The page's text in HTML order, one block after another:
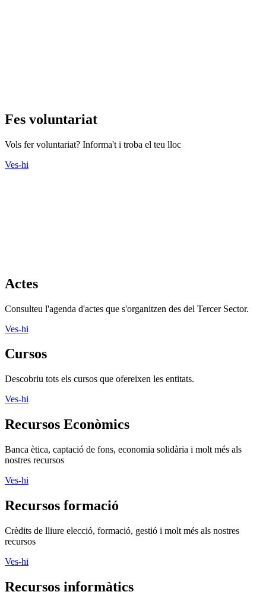
Fes voluntariat
Vols fer voluntariat? Informa't i troba el teu lloc
Ves-hi
Actes
Consulteu l'agenda d'actes que s'organitzen des del Tercer Sector.
Ves-hi
Cursos
Descobriu tots els cursos que ofereixen les entitats.
Ves-hi
Recursos Econòmics
Banca ètica, captació de fons, economia solidària i molt més als
nostres recursos
Ves-hi
Recursos formació
Crèdits de lliure elecció, formació, gestió i molt més als nostres
recursos
Ves-hi
Recursos informàtics